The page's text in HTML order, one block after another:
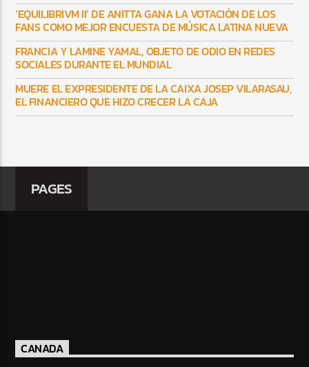
‘EQUILIBRIVM II’ DE ANITTA GANA LA VOTACIÓN DE LOS
FANS COMO MEJOR ENCUESTA DE MÚSICA LATINA NUEVA
FRANCIA Y LAMINE YAMAL, OBJETO DE ODIO EN REDES
SOCIALES DURANTE EL MUNDIAL
MUERE EL EXPRESIDENTE DE LA CAIXA JOSEP VILARASAU,
EL FINANCIERO QUE HIZO CRECER LA CAJA
PAGES
CANADA